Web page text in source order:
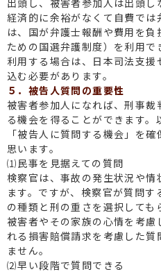
出頭し、被害者参加人は出頭し
経済的に余裕がなくて自費で
は、国が弁護士報酬や費用を
ための国選弁護制度）を利用
利用する場合は、日本司法支
込む必要があります。
５．被告人質問の重要性
被害者参加人になれば、刑事
る機会を得ることができます。
「被告人に質問する機会」を
思います。
⑴民事を見据えての質問
検察官は、事故の発生状況や
ます。ですが、検察官が質問
の種類と刑の重さを選択しても
被害者やその家族の心情を考
れる損害賠償請求を考慮した
ません。
⑵早い段階で質問できる